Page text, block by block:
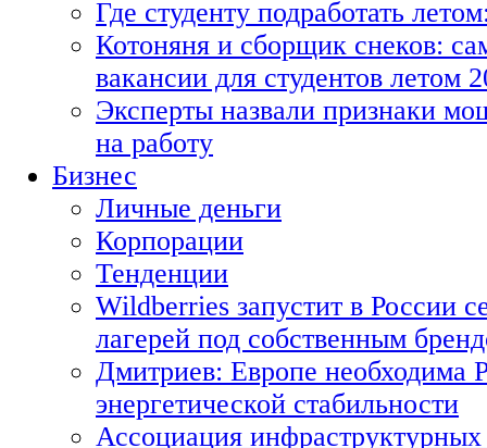
Где студенту подработать
Котоняня и сборщик снеков:
вакансии для студентов летом
Эксперты назвали признаки
на работу
Бизнес
Личные деньги
Корпорации
Тенденции
Wildberries запустит в России
лагерей под собственным
Дмитриев: Европе необходима
энергетической стабильности
Ассоциация